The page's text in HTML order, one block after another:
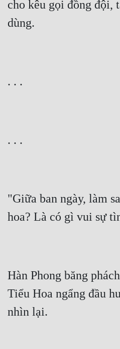
cho kêu gọi đồng đội,
dùng.
. . .
. . .
"Giữa ban ngày, làm
hoa? Là có gì vui sự
Hàn Phong băng
Tiểu Hoa ngẩng đầu
nhìn lại.